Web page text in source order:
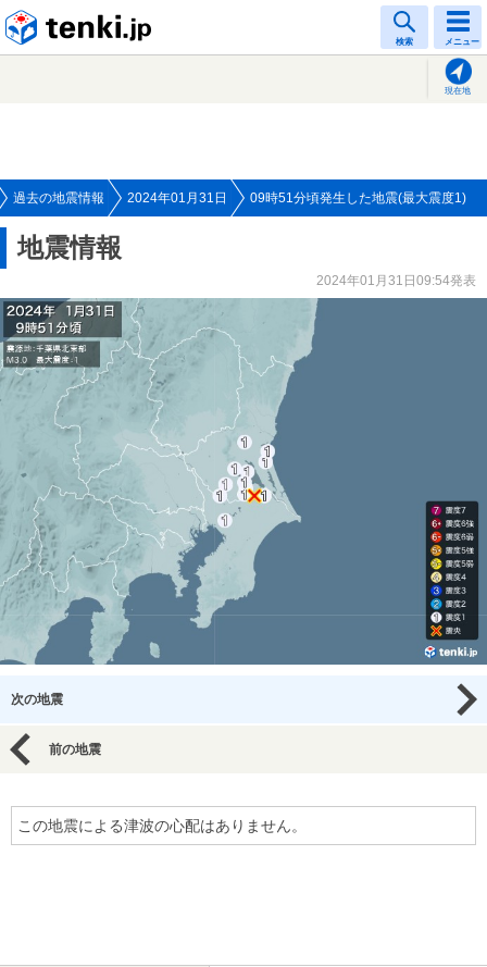
検索 メニュー
現在地
過去の地震情報 2024年01月31日 09時51分頃発生した地震(最大震度1)
地震情報
2024年01月31日09:54発表
次の地震
前の地震
この地震による津波の心配はありません。